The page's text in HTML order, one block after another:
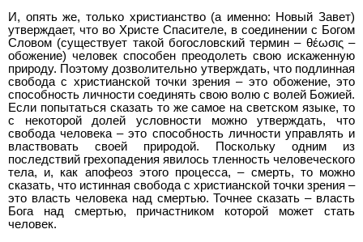
И, опять же, только христианство (а именно: Новый Завет)
утверждает, что во Христе Спасителе, в соединении с Богом
Словом (существует такой богословский термин – θέωσις –
обожение) человек способен преодолеть свою искаженную
природу. Поэтому дозволительно утверждать, что подлинная
свобода с христианской точки зрения – это обожение, это
способность личности соединять свою волю с волей Божией.
Если попытаться сказать то же самое на светском языке, то
с некоторой долей условности можно утверждать, что
свобода человека – это способность личности управлять и
властвовать своей природой. Поскольку одним из
последствий грехопадения явилось тленность человеческого
тела, и, как апофеоз этого процесса, – смерть, то можно
сказать, что истинная свобода с христианской точки зрения –
это власть человека над смертью. Точнее сказать – власть
Бога над смертью, причастником которой может стать
человек.